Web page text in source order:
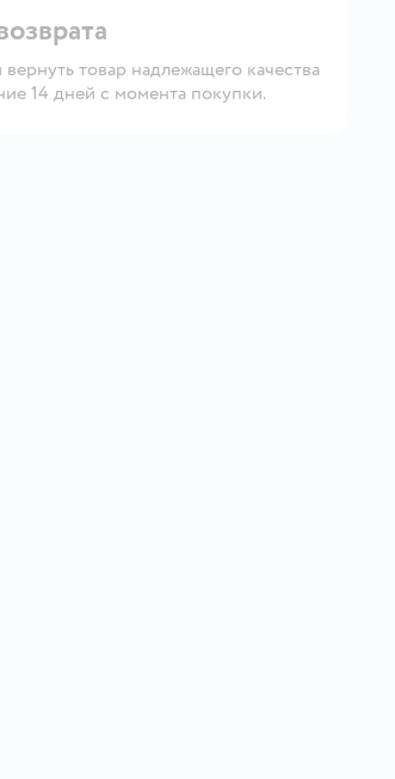
товар надлежащего качества
14 дней с момента покупки.